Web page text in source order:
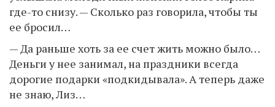
где-то снизу. — Сколько раз говорила, чтобы ты
ее бросил…
— Да раньше хоть за ее счет жить можно было…
Деньги у нее занимал, на праздники всегда
дорогие подарки «подкидывала». А теперь даже
не знаю, Лиз…